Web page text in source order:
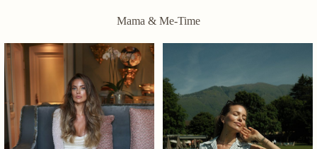
Mama & Me-Time